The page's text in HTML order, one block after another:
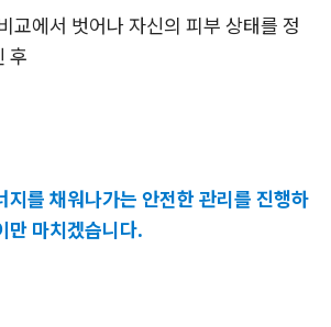
교에서 벗어나 자신의 피부 상태를 정
후
지를 채워나가는 안전한 관리를 진행하
만 마치겠습니다.